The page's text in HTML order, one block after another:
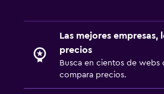
Las mejores empresas,
precios
Busca en cientos de webs
compara precios.